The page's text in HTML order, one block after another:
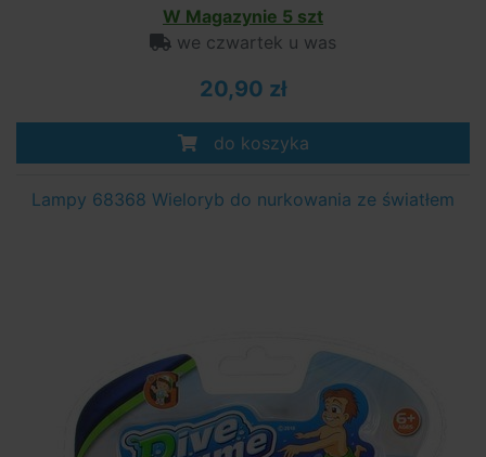
W Magazynie 5 szt
we czwartek u was
20,90 zł
do koszyka
Lampy 68368 Wieloryb do nurkowania ze światłem